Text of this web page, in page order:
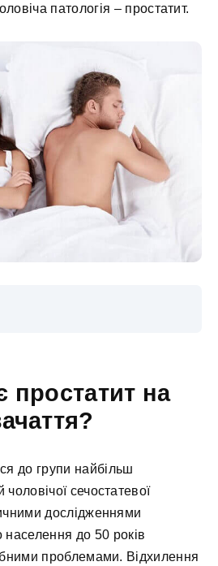
патологія – простатит.
простатит на
до групи найбільш
сечостатевої
дослідженнями
населення до 50 років
проблемами. Відхилення